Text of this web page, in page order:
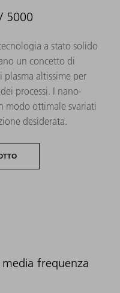
5000
a stato solido
un concetto di
altissime per
processi. I nano-
modo ottimale svariati
desiderata.
frequenza